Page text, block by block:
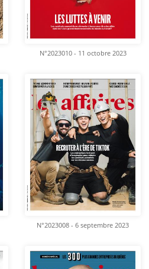
N°2023010 - 11 octobre 2023
N°2023008 - 6 septembre 2023